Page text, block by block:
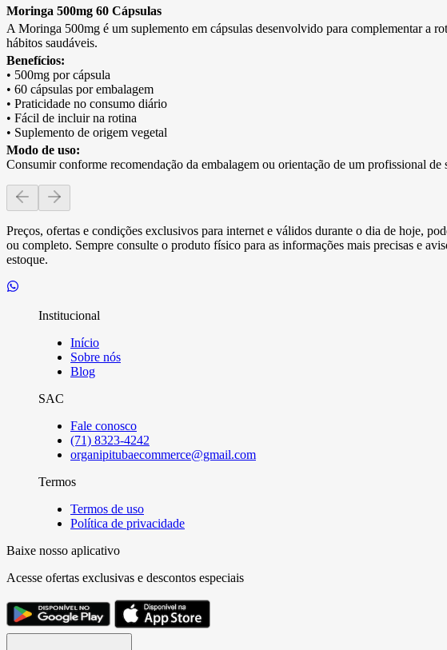
Moringa 500mg 60 Cápsulas
A Moringa 500mg é um suplemento em cápsulas desenvolvido para complementar a
hábitos saudáveis.
Benefícios:
• 500mg por cápsula
• 60 cápsulas por embalagem
• Praticidade no consumo diário
• Fácil de incluir na rotina
• Suplemento de origem vegetal
Modo de uso:
Consumir conforme recomendação da embalagem ou orientação de um profissional de
Preços, ofertas e condições exclusivos para internet e válidos durante o dia de hoje,
ou completo. Sempre consulte o produto físico para as informações mais precisas e
estoque.
Institucional
Início
Sobre nós
Blog
SAC
Fale conosco
(71) 8323-4242
organipitubaecommerce@gmail.com
Termos
Termos de uso
Política de privacidade
Baixe nosso aplicativo
Acesse ofertas exclusivas e descontos especiais